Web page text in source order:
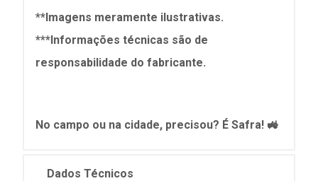
**Imagens meramente ilustrativas.
***Informações técnicas são de
responsabilidade do fabricante.
No campo ou na cidade, precisou? É Safra! 🚜
Dados Técnicos